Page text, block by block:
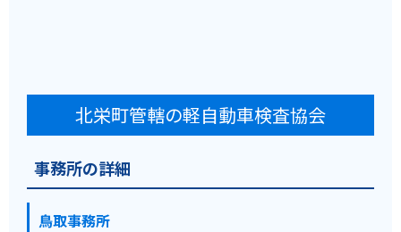
北栄町管轄の軽自動車検査協会
事務所の詳細
鳥取事務所